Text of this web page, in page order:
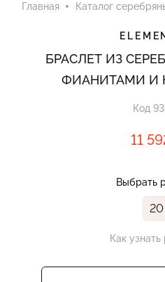
Главная Каталог
БРАСЛЕТ ИЗ
ФИАНИТАМИ И
Код
11
Выбрать
20
Как